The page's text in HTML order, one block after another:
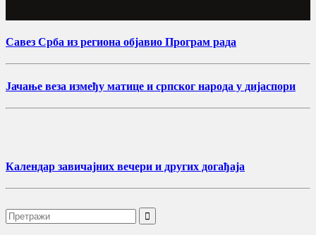
Савез Срба из региона објавио Програм рада
Јачање веза између матице и српског народа у дијаспори
Календар завичајних вечери и других догађаја